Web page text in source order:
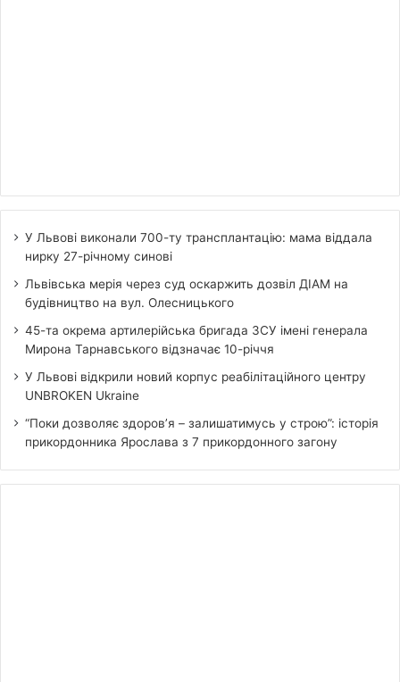
У Львові виконали 700-ту трансплантацію: мама віддала
нирку 27-річному синові
Львівська мерія через суд оскаржить дозвіл ДІАМ на
будівництво на вул. Олесницького
45-та окрема артилерійська бригада ЗСУ імені генерала
Мирона Тарнавського відзначає 10-річчя
У Львові відкрили новий корпус реабілітаційного центру
UNBROKEN Ukraine
“Поки дозволяє здоров’я – залишатимусь у строю”: історія
прикордонника Ярослава з 7 прикордонного загону